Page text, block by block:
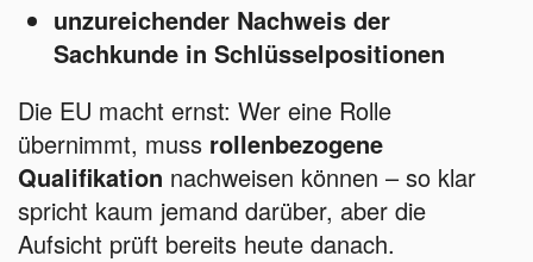
unzureichender Nachweis der
Sachkunde in Schlüsselpositionen
Die EU macht ernst: Wer eine Rolle
übernimmt, muss rollenbezogene
Qualifikation nachweisen können – so klar
spricht kaum jemand darüber, aber die
Aufsicht prüft bereits heute danach.